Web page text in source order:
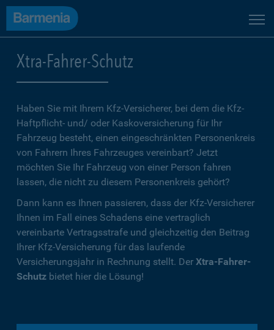
Xtra-Fahrer-Schutz
Haben Sie mit Ihrem Kfz-Versicherer, bei dem die Kfz-
Haftpflicht- und/ oder Kaskoversicherung für Ihr
Fahrzeug besteht, einen eingeschränkten Personenkreis
von Fahrern Ihres Fahrzeuges vereinbart? Jetzt
möchten Sie Ihr Fahrzeug von einer Person fahren
lassen, die nicht zu diesem Personenkreis gehört?
Dann kann es Ihnen passieren, dass der Kfz-Versicherer
Ihnen im Fall eines Schadens eine vertraglich
vereinbarte Vertragsstrafe und gleichzeitig den Beitrag
Ihrer Kfz-Versicherung für das laufende
Versicherungsjahr in Rechnung stellt. Der Xtra-Fahrer-
Schutz bietet hier die Lösung!